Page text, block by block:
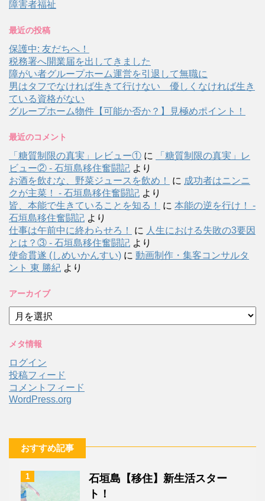
障害者福祉
最近の投稿
保護中: 友だちへ！
税務署へ開業届を出してきました
障がい者グループホーム運営を引退して無職に
男はタフでなければ生きて行けない 優しくなければ生き
ている資格がない
グループホーム物件【可能か否か？】見極めポイント！
最近のコメント
「糖質制限の真実」レビュー① に
「糖質制限の真実」レ
ビュー② - 石垣島移住奮闘記 より
お酒を飲むな、野菜ジュースを飲め！
に 成功者はニンニ
クが主菜！ - 石垣島移住奮闘記 より
皆、本能で生きていることを知る！
に 本能の逆を行け！ -
石垣島移住奮闘記 より
仕事は午前中に終わらせろ！
に 人生における失敗の3要因
とは？③ - 石垣島移住奮闘記 より
使命貫遂 (しめいかんすい) に 動画制作・集客コンサルタ
ント 東 勝紀 より
アーカイブ
ア
ー
イ
ブ
メタ情報
ログイン
投稿フィード
コメントフィード
WordPress.org
おすすめ記事
1
石垣島【移住】新生活スター
ト！